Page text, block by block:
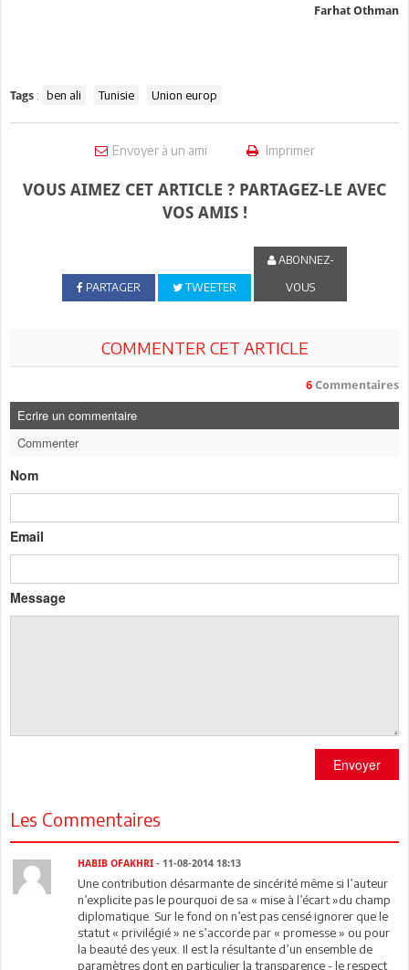
Farhat Othman
Tags : ben ali Tunisie Union europ
Envoyer à un ami Imprimer
VOUS AIMEZ CET ARTICLE ? PARTAGEZ-LE AVEC
VOS AMIS !
PARTAGER TWEETER
ABONNEZ-
VOUS
COMMENTER CET ARTICLE
6 Commentaires
Ecrire un commentaire
Commenter
Nom
Email
Message
Envoyer
Les Commentaires
HABIB OFAKHRI - 11-08-2014 18:13
Une contribution désarmante de sincérité même si l’auteur
n’explicite pas le pourquoi de sa « mise à l’écart »du champ
diplomatique. Sur le fond on n’est pas censé ignorer que le
statut « privilégié » ne s’accorde par « promesse » ou pour
la beauté des yeux. Il est la résultante d’un ensemble de
paramètres dont en particulier la transparence - le respect